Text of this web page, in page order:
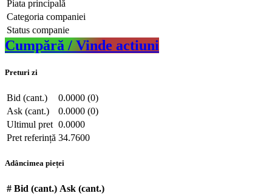
Piata principală
Categoria companiei
Status companie
Cumpără / Vinde actiuni
Preturi zi
Bid (cant.)
0.0000 (0)
Ask (cant.)
0.0000 (0)
Ultimul pret 0.0000
Pret referință 34.7600
Adâncimea pieței
# Bid (cant.) Ask (cant.)